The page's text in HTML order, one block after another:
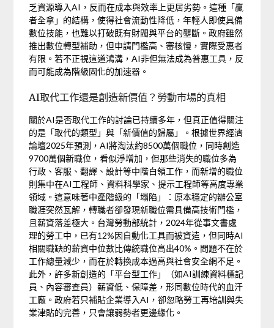
乏資源導入AI，反而在成本與效率上更居劣勢。這種「贏
者全拿」的結構，使得社會流動性降低，年輕人即使具備
數位技能，也難以打破既有財閥與平台的壟斷。政府雖然
推出數位轉型補助，但申請門檻高、審核慢，實際受惠者
有限。若不正視這道鴻溝，AI非但無法成為普惠工具，反
而可能成為階級固化的加速器。
AI取代工作還是創造新價值？勞動市場的真相
關於AI是否取代工作的討論已持續多年，但真正值得關注
的是「取代的類型」與「新價值的歸屬」。根據世界經濟
論壇2025年預測，AI將淘汰約8500萬個職位，同時創造
9700萬個新職位，看似淨增加，但那些消失的職位多為
行政、客服、翻譯、設計等中階白領工作，而新增的職位
則集中在AI工程師、資料科學家、提示工程師等高度專業
領域。這意味著中產階級的「塌陷」：原本穩定的辦公室
職涯突然瓦解，轉職者卻發現新職位需具備高技術門檻，
且薪資落差極大。台灣勞動部統計，2024年從事文書處
理的勞工中，已有12%因自動化工具而被資遣，但同時AI
相關職缺的薪資中位數比傳統職位高出40%。問題不在於
工作總量減少，而在於轉換成本過高與社會安全網不足。
此外，許多新創造的「平台型工作」（如AI訓練資料標記
員、內容審查員）薪資低、保障差，形同數位時代的血汗
工廠。政府若只補貼企業導入AI，卻忽略勞工再培訓與失
業津貼的完善，只會讓弱勢者更邊緣化。